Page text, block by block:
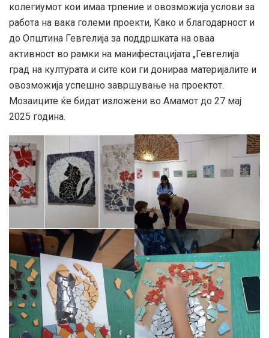
колегиумот кои имаа трпение и овозможија услови за
работа на вака големи проекти, Како и благодарност и
до Општина Гевгелија за поддршката на оваа
активност во рамки на манифестацијата „Гевгелија
град на културата и сите кои ги донираа материјалите и
овозможија успешно завршување на проектот.
Мозаиците ќе бидат изложени во Амамот до 27 мај
2025 година.